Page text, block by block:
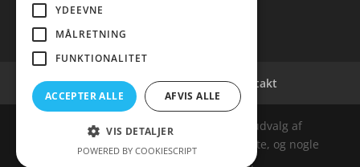
Cookie- og privatlivspolitik Kontakt
Denne hjemmeside samler et bredt udvalg af
spændende varer. Siden er et affiiliatesite, og nogle
links kan være affiliatelinks.
YDEEVNE
MÅLRETNING
FUNKTIONALITET
ACCEPTER ALLE AFVIS ALLE
VIS DETALJER
POWERED BY COOKIESCRIPT